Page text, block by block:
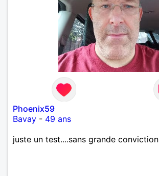
Phoenix59
Bavay - 49 ans
juste un test....sans grande conviction